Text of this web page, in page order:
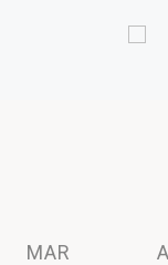
MAR